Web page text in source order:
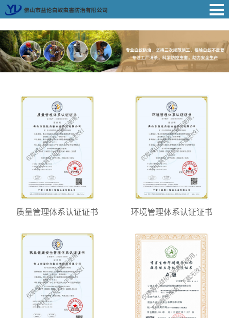
质量管理体系认证证书 环境管理体系认证证书